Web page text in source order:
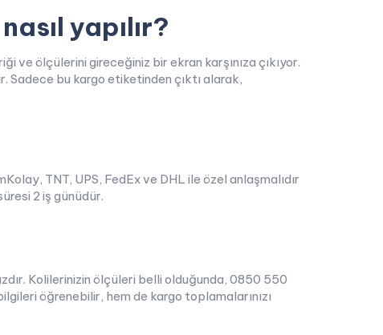
yapılır?
ve ölçülerini gireceğiniz bir ekran karşınıza çıkıyor.
Sadece bu kargo etiketinden çıktı alarak,
TNT, UPS, FedEx ve DHL ile özel anlaşmalıdır
2 iş günüdür.
Kolilerinizin ölçüleri belli olduğunda, 0850 550
öğrenebilir, hem de kargo toplamalarınızı